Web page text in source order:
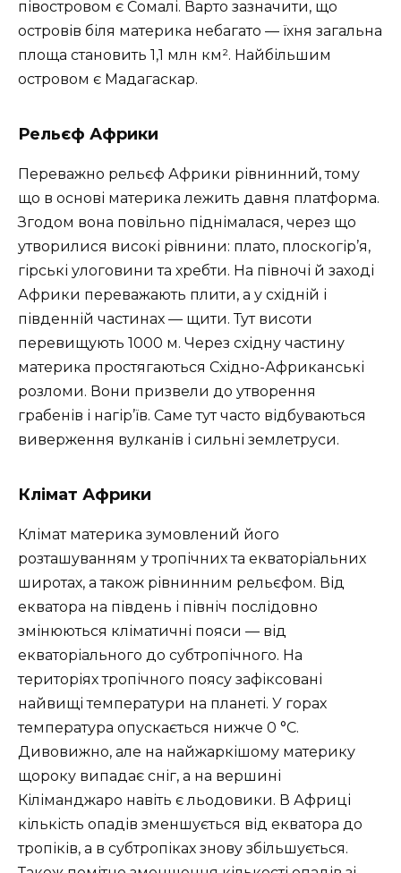
півостровом є Сомалі. Варто зазначити, що
островів біля материка небагато — їхня загальна
площа становить 1,1 млн км². Найбільшим
островом є Мадагаскар.
Рельєф Африки
Переважно рельєф Африки рівнинний, тому
що в основі материка лежить давня платформа.
Згодом вона повільно піднімалася, через що
утворилися високі рівнини: плато, плоскогір’я,
гірські улоговини та хребти. На півночі й заході
Африки переважають плити, а у східній і
південній частинах — щити. Тут висоти
перевищують 1000 м. Через східну частину
материка простягаються Східно-Африканські
розломи. Вони призвели до утворення
грабенів і нагір’їв. Саме тут часто відбуваються
виверження вулканів і сильні землетруси.
Клімат Африки
Клімат материка зумовлений його
розташуванням у тропічних та екваторіальних
широтах, а також рівнинним рельєфом. Від
екватора на південь і північ послідовно
змінюються кліматичні пояси — від
екваторіального до субтропічного. На
територіях тропічного поясу зафіксовані
найвищі температури на планеті. У горах
температура опускається нижче 0 °С.
Дивовижно, але на найжаркішому материку
щороку випадає сніг, а на вершині
Кіліманджаро навіть є льодовики. В Африці
кількість опадів зменшується від екватора до
тропіків, а в субтропіках знову збільшується.